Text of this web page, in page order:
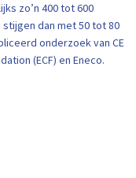
zo’n 400 tot 600
dan met 50 tot 80
onderzoek van CE
(ECF) en Eneco.